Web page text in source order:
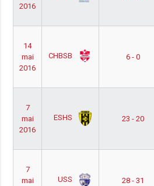
2016
14
mai
2016
CHBSB 6 - 0
7
mai
2016
ESHS 23 - 20
7
mai
USS 28 - 31